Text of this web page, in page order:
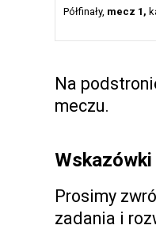
Półfinały, mecz 1,
Na
meczu.
Prosimy
zadania i